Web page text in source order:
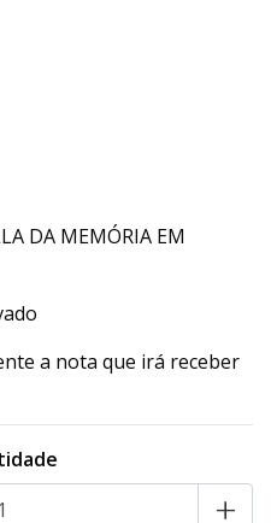
DA MEMÓRIA EM
a nota que irá receber
+